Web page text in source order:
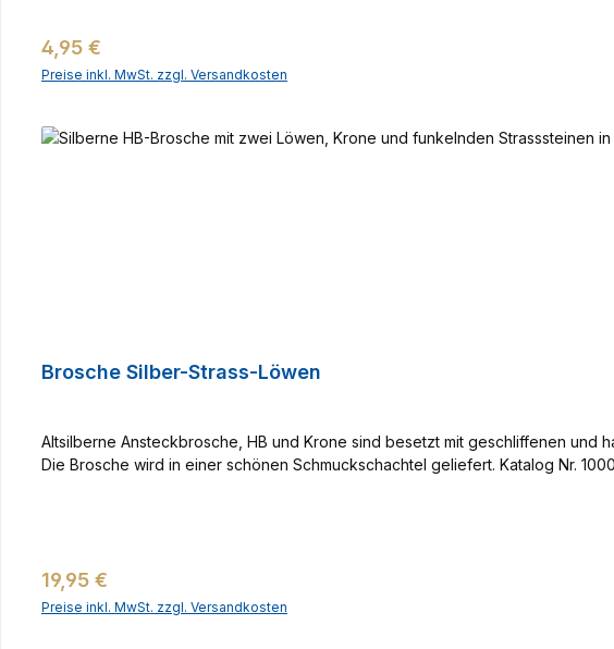
Regulärer Preis:
4,95 €
Preise inkl. MwSt. zzgl. Versandkosten
Brosche Silber-Strass-Löwen
Altsilberne Ansteckbrosche, HB und Krone sind besetzt mit geschliffenen und
Die Brosche wird in einer schönen Schmuckschachtel geliefert. Katalog Nr.
Regulärer Preis:
19,95 €
Preise inkl. MwSt. zzgl. Versandkosten